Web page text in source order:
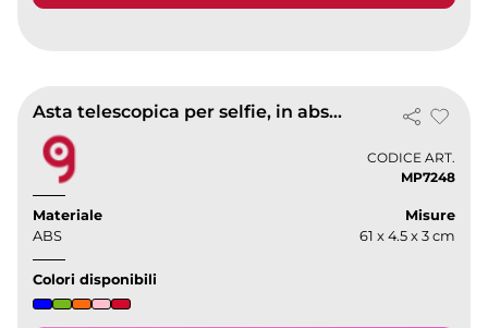
Asta telescopica per selfie, in abs ursula
CODICE ART.
MP7248
Materiale
ABS
Misure
61 x 4.5 x 3 cm
Colori disponibili